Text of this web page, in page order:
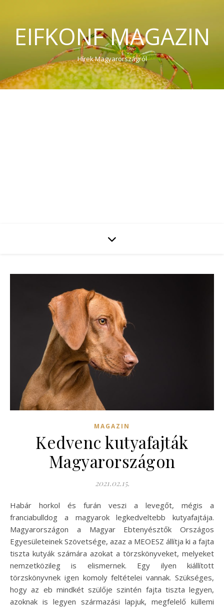
EIFKONF MAGAZIN
Hírek Magyarországról
MAGAZIN
Kedvenc kutyafajták
Magyarországon
2021.02.15.
Habár horkol és furán veszi a levegőt, mégis a
franciabulldog a magyarok legkedveltebb kutyafajtája.
Magyarországon a Magyar Ebtenyésztők Országos
Egyesületeinek Szövetsége, azaz a MEOESZ állítja ki a fajta
tiszta kutyák számára azokat a törzskönyveket, melyeket
nemzetközileg is elismernek. Egy ilyen kiállított
törzskönyvnek igen komoly feltételei vannak. Szükséges,
hogy az eb mindkét szülője szintén fajta tiszta legyen,
azoknak is legyen származási lapjuk, megfelelő küllemi